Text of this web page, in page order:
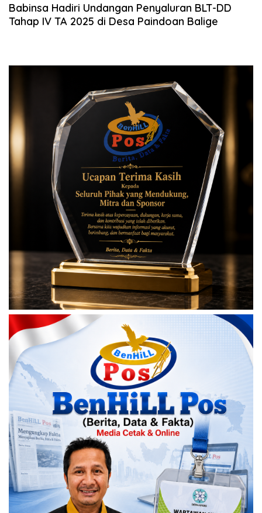
Babinsa Hadiri Undangan Penyaluran BLT-DD
Tahap IV TA 2025 di Desa Paindoan Balige